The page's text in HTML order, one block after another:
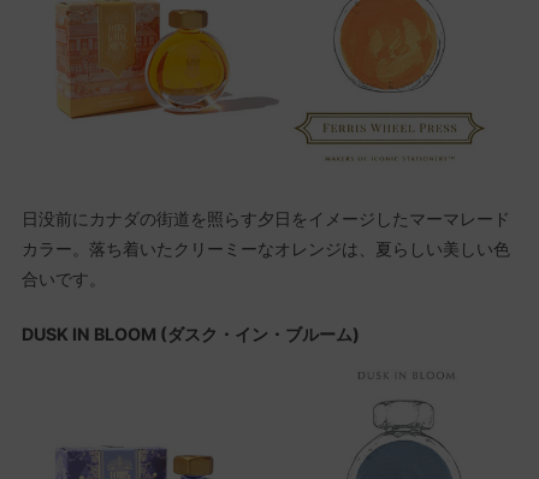
日没前にカナダの街道を照らす夕日をイメージしたマーマレード
カラー。落ち着いたクリーミーなオレンジは、夏らしい美しい色
合いです。
DUSK IN BLOOM (ダスク・イン・ブルーム)